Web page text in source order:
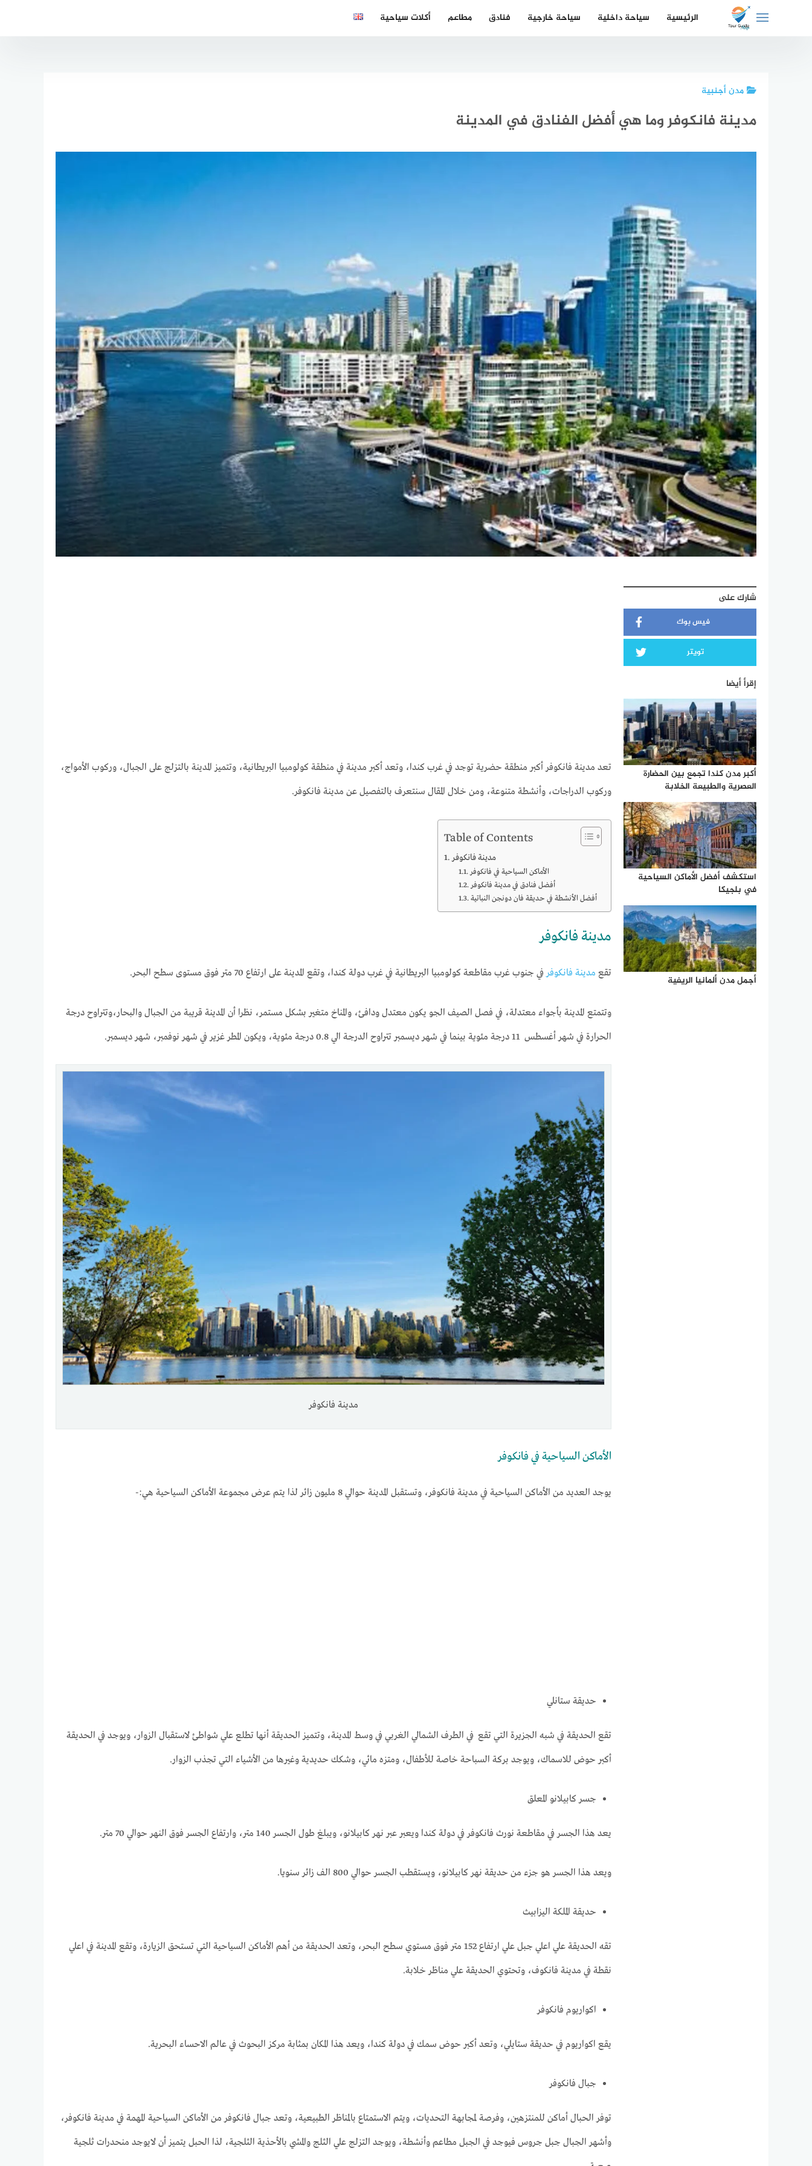
الرئيسية سياحة داخلية سياحة خارجية فنادق مطاعم أكلات سياحية
مدن أجنبية
مدينة فانكوفر وما هي أفضل الفنادق في المدينة
شارك على
فيس بوك
تويتر
إقرأ أيضا
أكبر مدن كندا تجمع بين الحضارة
العصرية والطبيعة الخلابة
استكشف أفضل الأماكن السياحية
في بلجيكا
أجمل مدن ألمانيا الريفية
تعد مدينة فانكوفر أكبر منطقة حضرية توجد في غرب كندا، وتعد أكبر مدينة في منطقة كولومبيا البريطانية، وتتميز المدينة بالتزلج على الجبال، وركوب الأمواج،
وركوب الدراجات، وأنشطة متنوعة، ومن خلال المقال سنتعرف بالتفصيل عن مدينة فانكوفر.
Table of Contents
الأماكن السياحية في فانكوفر
أفضل فنادق في مدينة فانكوفر
أفضل الأنشطة في حديقة فان دونجن النباتية
مدينة فانكوفر
تقع مدينة فانكوفرفي جنوب غرب مقاطعة كولومبيا البريطانية في غرب دولة كندا، وتقع المدينة على ارتفاع 70 متر فوق مستوى سطح البحر.
وتتمتع المدينة بأجواء معتدلة، في فصل الصيف الجو يكون معتدل ودافئ، والمناخ متغير بشكل مستمر، نظرا أن المدينة قريبة من الجبال والبحار،وتتراوح درجة
الحرارة في شهر أغسطس 11 درجة مئوية بينما في شهر ديسمبر تتراوح الدرجة الي 0.8 درجة مئوية، ويكون المطر غزير في شهر نوفمبر، شهر ديسمبر.
مدينة فانكوفر
الأماكن السياحية في فانكوفر
يوجد العديد من الأماكن السياحية في مدينة فانكوفر، وتستقبل المدينة حوالي 8 مليون زائر لذا يتم عرض مجموعة الأماكن السياحية هي:-
حديقة ستانلي
تقع الحديقة في شبه الجزيرة التي تقع في الطرف الشمالي الغربي في وسط المدينة، وتتميز الحديقة أنها تطلع علي شواطئ لاستقبال الزوار، ويوجد في الحديقة
أكبر حوض للاسماك، ويوجد بركة السباحة خاصة للأطفال، ومتزه مائي، وشكك حديدية وغيرها من الأشياء التي تجذب الزوار.
جسر كابيلانو المعلق
يعد هذا الجسر في مقاطعة نورث فانكوفر في دولة كندا ويعبر عبر نهر كابيلانو، ويبلغ طول الجسر 140 متر، وارتفاع الجسر فوق النهر حوالي 70 متر.
ويعد هذا الجسر هو جزء من حديقة نهر كابيلانو، ويستقطب الجسر حوالي 800 الف زائر سنويا.
حديقة الملكة اليزابيث
تقه الحديقة علي اعلي جبل علي ارتفاع 152 متر فوق مستوي سطح البحر، وتعد الحديقة من أهم الأماكن السياحية التي تستحق الزيارة، وتقع المدينة في اعلي
نقطة في مدينة فانكوف، وتحتوي الحديقة علي مناظر خلابة.
اكواريوم فانكوفر
يقع اكواريوم في حديقة ستايلي، وتعد أكبر حوض سمك في دولة كندا، ويعد هذا المكان بمثابة مركز البحوث في عالم الاحساء البحرية.
جبال فانكوفر
توفر الحبال أماكن للمنتزهين، وفرصة لمجابهة التحديات، ويتم الاستمتاع بالمناظر الطبيعية، وتعد جبال فانكوفر من الأماكن السياحية المهمة في مدينة فانكوفر،
وأشهر الجبال جبل جروس فيوجد في الجبل مطاعم وأنشطة، ويوجد التزلج علي الثلج والمشي بالأحذية الثلجية، لذا الحبل يتميز أن لايوجد منحدرات ثلجية